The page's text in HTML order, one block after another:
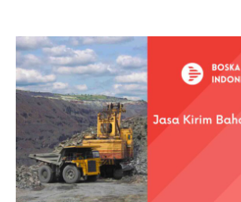
Jasa
Kirim
Bahan
Tambang
Murah
dan
Terpercaya